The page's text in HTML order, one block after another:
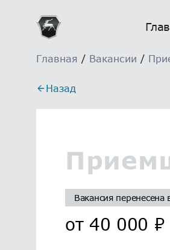
Главная / Вакансии /
Назад
Вакансия перенесена
от 40 000 ₽